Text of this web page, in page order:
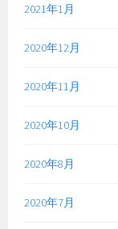
2021年1月
2020年12月
2020年11月
2020年10月
2020年8月
2020年7月